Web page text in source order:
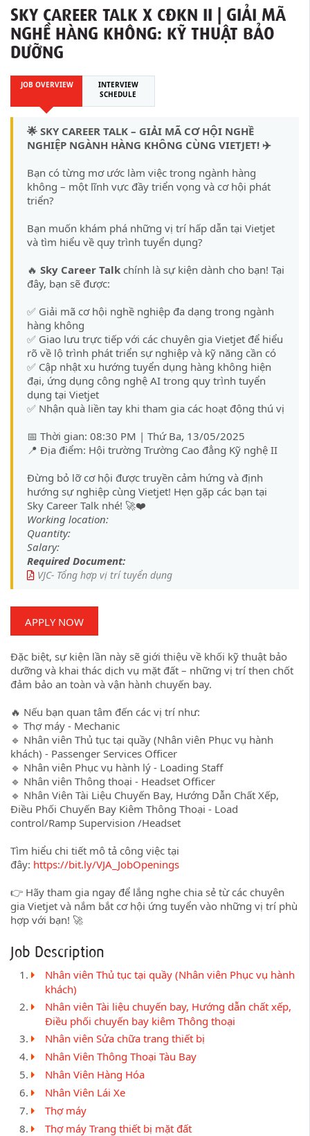
SKY CAREER TALK X CĐKN II | GIẢI MÃ
NGHỀ HÀNG KHÔNG: KỸ THUẬT BẢO
DƯỠNG
JOB OVERVIEW
INTERVIEW
SCHEDULE
🌟 SKY CAREER TALK – GIẢI MÃ CƠ HỘI NGHỀ
NGHIỆP NGÀNH HÀNG KHÔNG CÙNG VIETJET! ✈️
Bạn có từng mơ ước làm việc trong ngành hàng
không – một lĩnh vực đầy triển vọng và cơ hội phát
triển?
Bạn muốn khám phá những vị trí hấp dẫn tại Vietjet
và tìm hiểu về quy trình tuyển dụng?
🔥 Sky Career Talk chính là sự kiện dành cho bạn! Tại
đây, bạn sẽ được:
✅ Giải mã cơ hội nghề nghiệp đa dạng trong ngành
hàng không
✅ Giao lưu trực tiếp với các chuyên gia Vietjet để hiểu
rõ về lộ trình phát triển sự nghiệp và kỹ năng cần có
✅ Cập nhật xu hướng tuyển dụng hàng không hiện
đại, ứng dụng công nghệ AI trong quy trình tuyển
dụng tại Vietjet
✅ Nhận quà liền tay khi tham gia các hoạt động thú vị
📅 Thời gian: 08:30 PM | Thứ Ba, 13/05/2025
📍 Địa điểm: Hội trường Trường Cao đẳng Kỹ nghệ II
Đừng bỏ lỡ cơ hội được truyền cảm hứng và định
hướng sự nghiệp cùng Vietjet! Hẹn gặp các bạn tại
Sky Career Talk nhé! 🚀❤️
Working location:
Quantity:
Salary:
Required Document:
VJC- Tổng hợp vị trí tuyển dụng
APPLY NOW
Đặc biệt, sự kiện lần này sẽ giới thiệu về khối kỹ thuật bảo
dưỡng và khai thác dịch vụ mặt đất – những vị trí then chốt
đảm bảo an toàn và vận hành chuyến bay.
🔥 Nếu bạn quan tâm đến các vị trí như:
🔹 Thợ máy - Mechanic
🔹 Nhân viên Thủ tục tại quầy (Nhân viên Phục vụ hành
khách) - Passenger Services Officer
🔹 Nhân viên Phục vụ hành lý - Loading Staff
🔹 Nhân viên Thông thoại - Headset Officer
🔹 Nhân Viên Tài Liệu Chuyến Bay, Hướng Dẫn Chất Xếp,
Điều Phối Chuyến Bay Kiêm Thông Thoại - Load
control/Ramp Supervision /Headset
Tìm hiểu chi tiết mô tả công việc tại
đây: https://bit.ly/VJA_JobOpenings
👉 Hãy tham gia ngay để lắng nghe chia sẻ từ các chuyên
gia Vietjet và nắm bắt cơ hội ứng tuyển vào những vị trí phù
hợp với bạn! 🚀
Job Description
Nhân viên Thủ tục tại quầy (Nhân viên Phục vụ hành
khách)
Nhân viên Tài liệu chuyến bay, Hướng dẫn chất xếp,
Điều phối chuyến bay kiêm Thông thoại
Nhân viên Sửa chữa trang thiết bị
Nhân Viên Thông Thoại Tàu Bay
Nhân Viên Hàng Hóa
Nhân Viên Lái Xe
Thợ máy
Thợ máy Trang thiết bị mặt đất